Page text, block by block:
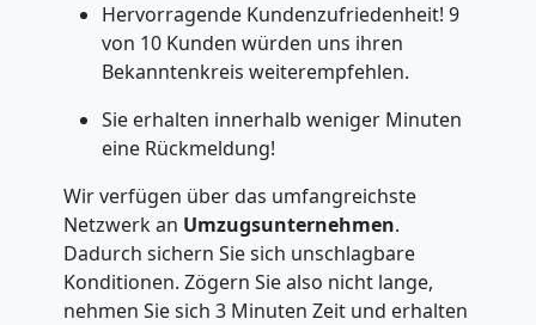
Hervorragende Kundenzufriedenheit! 9
von 10 Kunden würden uns ihren
Bekanntenkreis weiterempfehlen.
Sie erhalten innerhalb weniger Minuten
eine Rückmeldung!
Wir verfügen über das umfangreichste
Netzwerk an Umzugsunternehmen.
Dadurch sichern Sie sich unschlagbare
Konditionen. Zögern Sie also nicht lange,
nehmen Sie sich 3 Minuten Zeit und erhalten